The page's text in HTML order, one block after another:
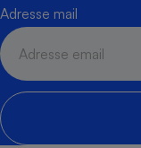
Adresse mail